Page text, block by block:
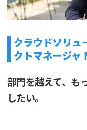
クラウドソリュ
クトマネージャ
部門を越えて、も
したい。